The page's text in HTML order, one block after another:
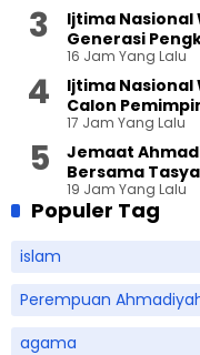
Ijtima
Generasi
16 Jam Yang Lalu
Ijtima
Calon
17 Jam Yang Lalu
Jemaat
Bersama
19 Jam Yang Lalu
Populer Tag
islam
Perempuan
agama